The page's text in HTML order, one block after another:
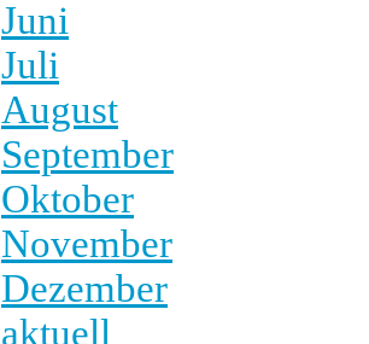
Juni
Juli
August
September
Oktober
November
Dezember
aktuell